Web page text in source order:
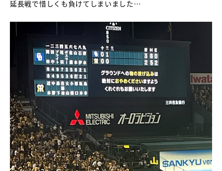
延長戦で惜しくも負けてしまいました…